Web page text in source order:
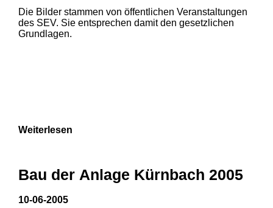
1 2
Die Bilder stammen von öffentlichen Veranstaltungen
des SEV. Sie entsprechen damit den gesetzlichen
Grundlagen.
Weiterlesen
Bau der Anlage Kürnbach 2005
10-06-2005